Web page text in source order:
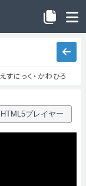
にっく・かわひろ
HTML5プレイヤー